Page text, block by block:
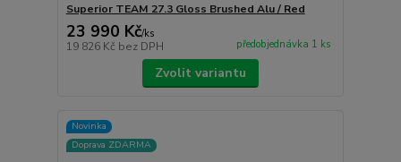
Superior TEAM 27.3 Gloss Brushed Alu / Red
23 990 Kč/ks
19 826 Kč bez DPH předobjednávka 1 ks
Zvolit variantu
Novinka
Doprava ZDARMA